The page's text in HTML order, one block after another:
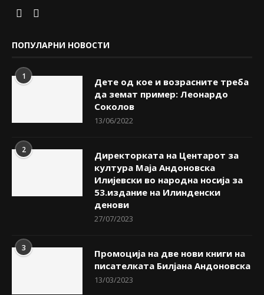
ПОПУЛАРНИ НОВОСТИ
1
Дете од кое и возрасните треба
да земат пример: Леонардо
Соколов
13/06/2022
2
Директорката на Центарот за
култура Маја Андоновска
Илијевски во народна носија за
53.издание на Илинденски
денови
27/07/2023
3
Промоција на две нови книги на
писателката Билјана Андоновска
13/03/2023